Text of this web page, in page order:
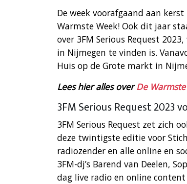
De week voorafgaand aan
Warmste Week! Ook dit jaar
over 3FM Serious Request
in Nijmegen te vinden is.
Huis op de Grote markt in
Lees hier alles overDe
3FM Serious Request 2023
3FM Serious Request zet zich
deze twintigste editie voor
radiozender en alle online en
3FM-dj’s Barend van Deelen,
dag live radio en online